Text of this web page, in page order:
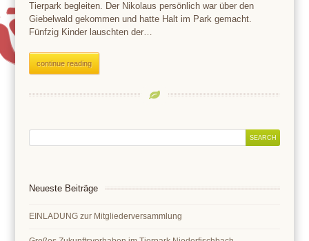
Tierpark begleiten. Der Nikolaus persönlich war über den
Giebelwald gekommen und hatte Halt im Park gemacht.
Fünfzig Kinder lauschten der…
continue reading
Neueste Beiträge
EINLADUNG zur Mitgliederversammlung